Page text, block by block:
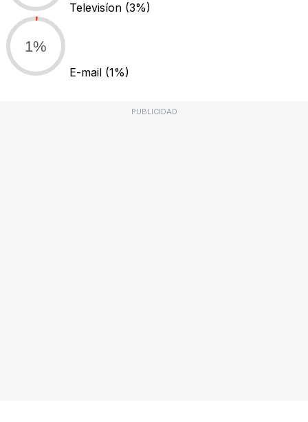
Televisíon (3%)
1%
E-mail (1%)
PUBLICIDAD